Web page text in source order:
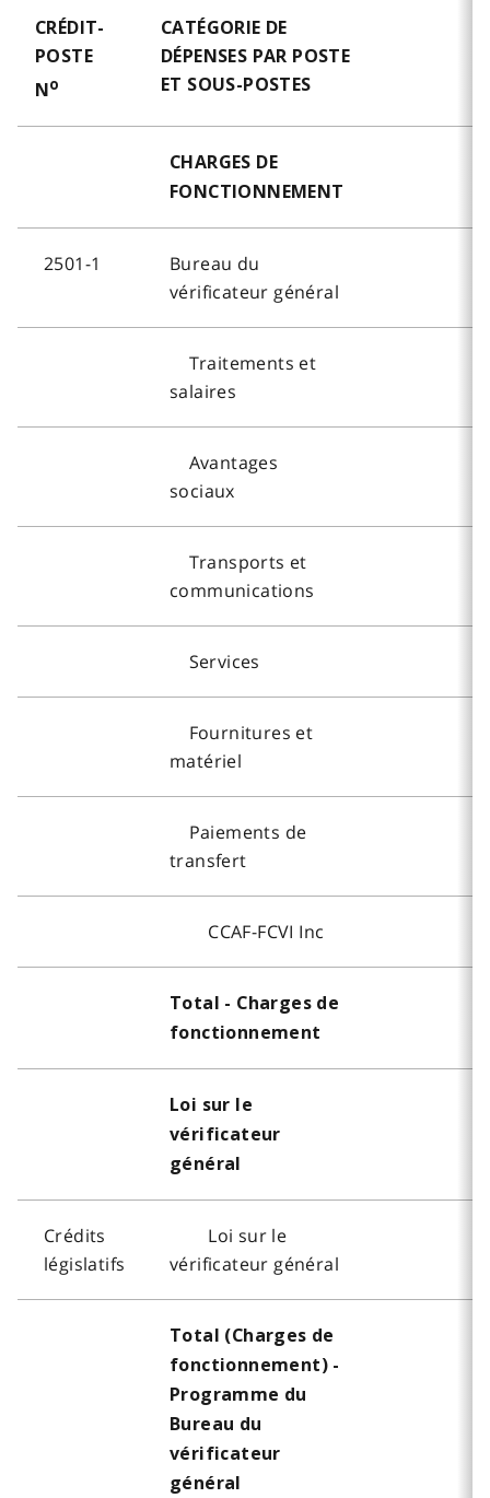
CRÉDIT-
POSTE
No
CATÉGORIE DE
DÉPENSES PAR POSTE
ET SOUS-POSTES
CHARGES DE
FONCTIONNEMENT
2501-1
Bureau du
vérificateur général
Traitements et
salaires
Avantages
sociaux
Transports et
communications
Services
Fournitures et
matériel
Paiements de
transfert
CCAF-FCVI Inc
Total - Charges de
fonctionnement
Loi sur le
vérificateur
général
Crédits
législatifs
Loi sur le
vérificateur général
Total (Charges de
fonctionnement) -
Programme du
Bureau du
vérificateur
général